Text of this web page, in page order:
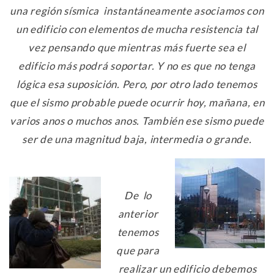
una región sísmica instantáneamente asociamos con
un edificio con elementos de mucha resistencia tal
vez pensando que mientras más fuerte sea el
edificio más podrá soportar. Y no es que no tenga
lógica esa suposición. Pero, por otro lado tenemos
que el sismo probable puede ocurrir hoy, mañana, en
varios anos o muchos anos. También ese sismo puede
ser de una magnitud baja, intermedia o grande.
De lo
anterior
tenemos
que para
realizar un edificio debemos